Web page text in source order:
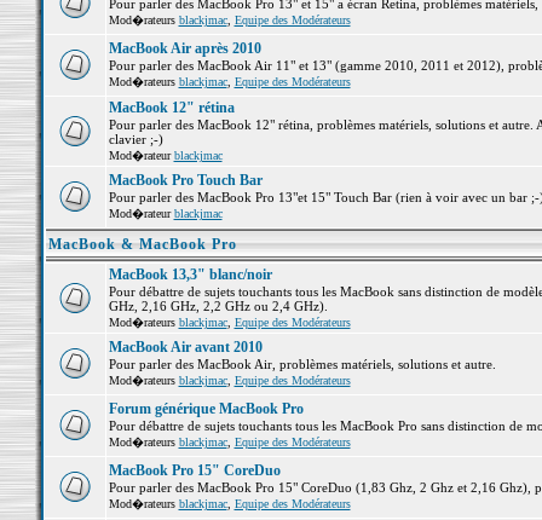
Pour parler des MacBook Pro 13" et 15" a écran Retina, problèmes matériels,
Mod�rateurs blackjmac, Equipe des Modérateurs
MacBook Air après 2010
Pour parler des MacBook Air 11" et 13" (gamme 2010, 2011 et 2012),
Mod�rateurs blackjmac, Equipe des Modérateurs
MacBook 12" rétina
Pour parler des MacBook 12" rétina, problèmes matériels, solutions et
clavier ;-)
Mod�rateurblackjmac
MacBook Pro Touch Bar
Pour parler des MacBook Pro 13"et 15" Touch Bar (rien à voir avec un bar
Mod�rateurblackjmac
MacBook & MacBook Pro
MacBook 13,3" blanc/noir
Pour débattre de sujets touchants tous les MacBook sans distinction de
GHz, 2,16 GHz, 2,2 GHz ou 2,4 GHz).
Mod�rateurs blackjmac, Equipe des Modérateurs
MacBook Air avant 2010
Pour parler des MacBook Air, problèmes matériels, solutions et autre.
Mod�rateurs blackjmac, Equipe des Modérateurs
Forum générique MacBook Pro
Pour débattre de sujets touchants tous les MacBook Pro sans distinction de
Mod�rateurs blackjmac, Equipe des Modérateurs
MacBook Pro 15" CoreDuo
Pour parler des MacBook Pro 15" CoreDuo (1,83 Ghz, 2 Ghz et 2,16 Ghz),
Mod�rateurs blackjmac, Equipe des Modérateurs